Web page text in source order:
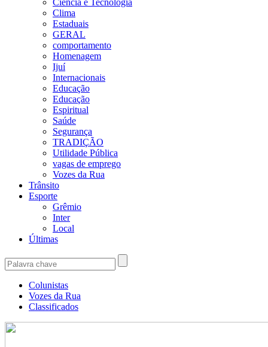
Clima
Estaduais
GERAL
comportamento
Homenagem
Ijuí
Internacionais
Educação
Educação
Espiritual
Saúde
Segurança
TRADIÇÃO
Utilidade Pública
vagas de emprego
Vozes da Rua
Trânsito
Esporte
Grêmio
Inter
Local
Últimas
Colunistas
Vozes da Rua
Classificados